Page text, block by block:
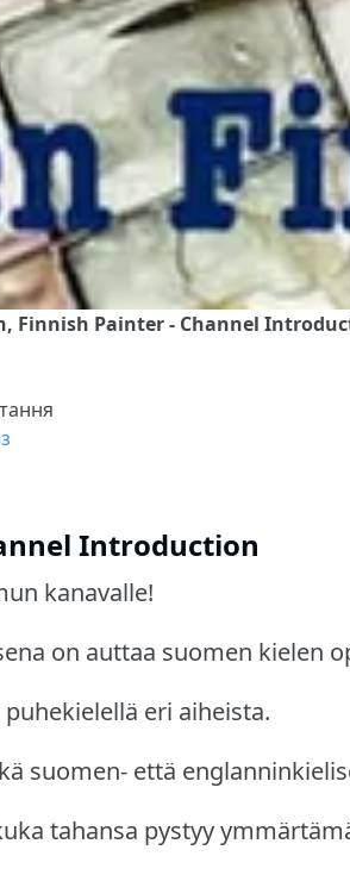
Finnish Painter - Channel
Introduction
kanavalle!
on auttaa suomen kielen
eri aiheista.
suomen- että
tahansa pystyy